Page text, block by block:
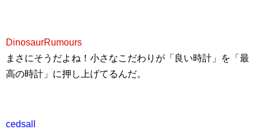
DinosaurRumours
まさにそうだよね！小さなこだわりが「良い時計」を「最
高の時計」に押し上げてるんだ。
cedsall